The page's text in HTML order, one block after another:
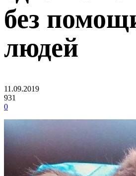
без
людей
11.09.2019
931
0